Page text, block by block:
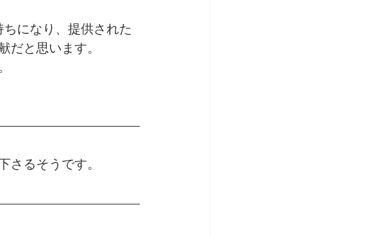
になり、提供された
と思います。
るそうです。